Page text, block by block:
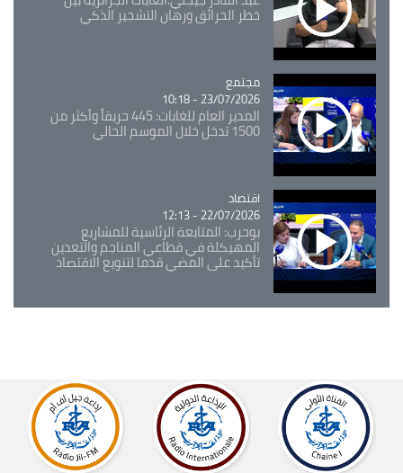
خطر الحرائق ورهان التشجير الذكي
Catégorie
مجتمع
23/07/2026 - 10:18
المدير العام للغابات: 445 حريقاً وأكثر من
1500 تدخل خلال الموسم الحالي
Catégorie
اقتصاد
22/07/2026 - 12:13
بوحرب: المتابعة الرئاسية للمشاريع
المهيكلة في قطاعي المناجم والتعدين
تأكيد على المضي قدما لتنويع الاقتصاد